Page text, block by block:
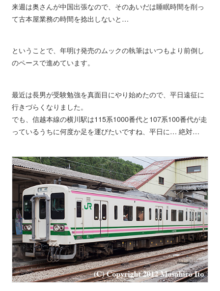
来週は奥さんが中国出張なので、そのあいだは睡眠時間を削っ
て古本屋業務の時間を捻出しないと…
ということで、年明け発売のムックの執筆はいつもより前倒し
のペースで進めています。
最近は長男が受験勉強を真面目にやり始めたので、平日遠征に
行きづらくなりました。
でも、信越本線の横川駅は115系1000番代と107系100番代が走
っているうちに何度か足を運びたいですね、平日に… 絶対…